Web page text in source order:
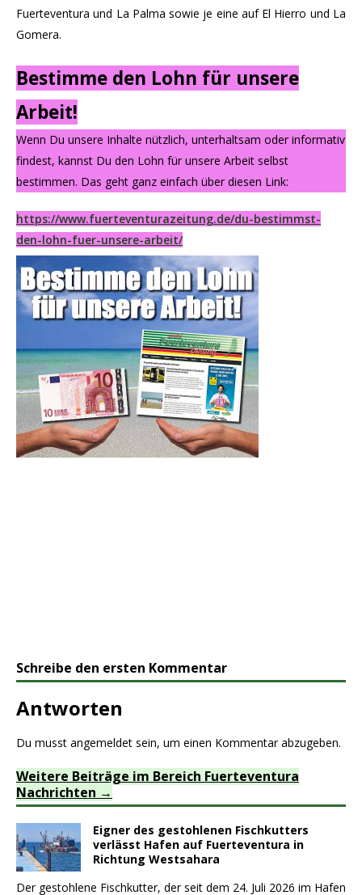
Fuerteventura und La Palma sowie je eine auf El Hierro und La
Gomera.
Bestimme den Lohn für unsere
Arbeit!
Wenn Du unsere Inhalte nützlich, unterhaltsam oder informativ
findest, kannst Du den Lohn für unsere Arbeit selbst
bestimmen. Das geht ganz einfach über diesen Link:
https://www.fuerteventurazeitung.de/du-bestimmst-
den-lohn-fuer-unsere-arbeit/
Schreibe den ersten Kommentar
Antworten
Du musst angemeldet sein, um einen Kommentar abzugeben.
Weitere Beiträge im Bereich Fuerteventura
Nachrichten
Eigner des gestohlenen Fischkutters
verlässt Hafen auf Fuerteventura in
Richtung Westsahara
Der gestohlene Fischkutter, der seit dem 24. Juli 2026 im Hafen